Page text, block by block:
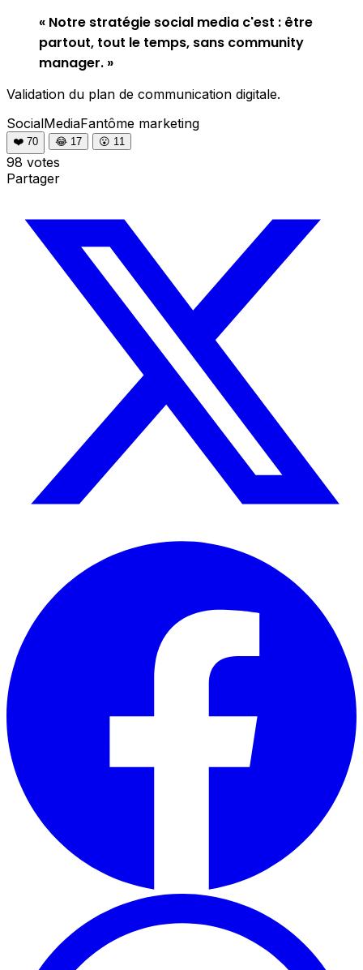
« Notre stratégie social media c'est : être
partout, tout le temps, sans community
manager. »
Validation du plan de communication digitale.
SocialMediaFantôme marketing
❤️ 70 😂 17 😮 11
98 votes
Partager